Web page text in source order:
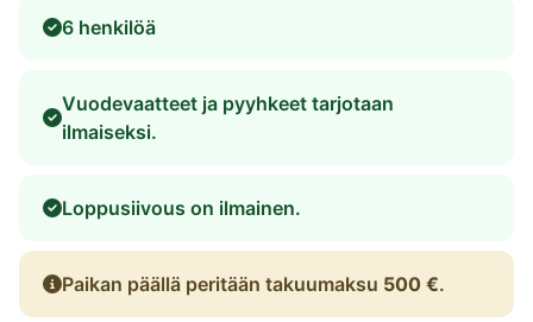
6 henkilöä
Vuodevaatteet ja pyyhkeet tarjotaan
ilmaiseksi.
Loppusiivous on ilmainen.
Paikan päällä peritään takuumaksu 500 €.